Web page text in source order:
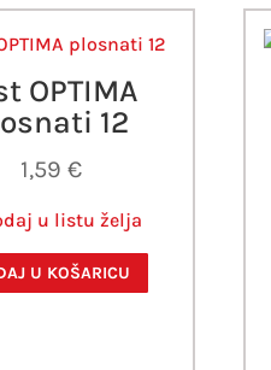
OPTIMA
12
1,59 €
u listu želja
U KOŠARICU